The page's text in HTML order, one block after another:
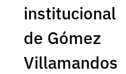
institucional
de Gómez
Villamandos